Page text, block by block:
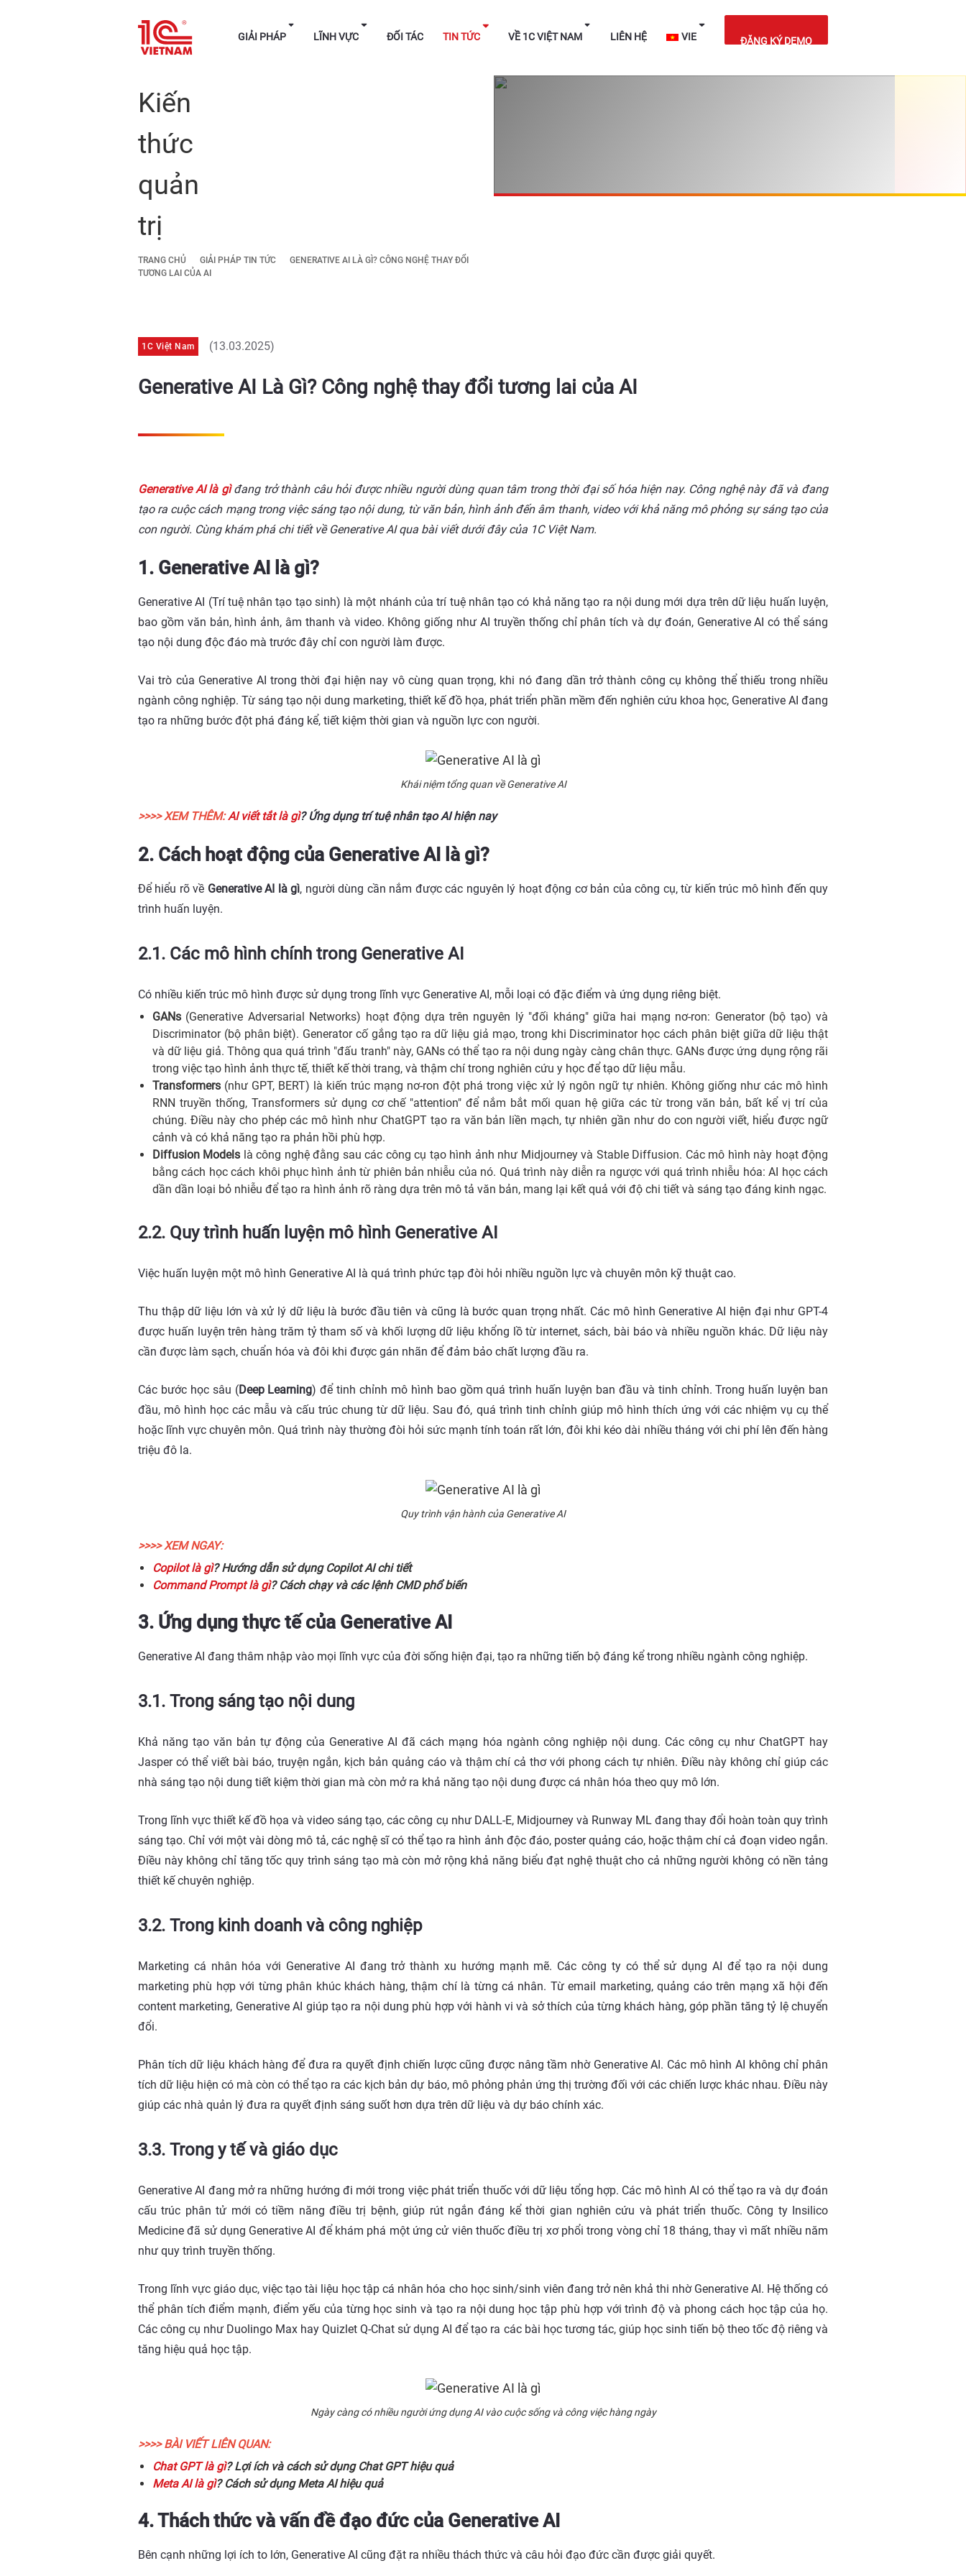
GIẢI PHÁP LĨNH VỰC ĐỐI TÁC TIN TỨC VỀ 1C VIỆT NAM LIÊN HỆ VIE
Kiến
thức
quản
trị
TRANG CHỦ GIẢI PHÁP TIN TỨC
GENERATIVE AI LÀ GÌ? CÔNG NGHỆ THAY ĐỔI
TƯƠNG LAI CỦA AI
1C Việt Nam (13.03.2025)
Generative AI Là Gì? Công nghệ thay đổi tương lai của AI
Generative AI là gìđang trở thành câu hỏi được nhiều người dùng quan tâm trong thời đại số hóa hiện nay. Công nghệ này đã và đang
tạo ra cuộc cách mạng trong việc sáng tạo nội dung, từ văn bản, hình ảnh đến âm thanh, video với khả năng mô phỏng sự sáng tạo của
con người. Cùng khám phá chi tiết về Generative AI qua bài viết dưới đây của 1C Việt Nam.
1. Generative AI là gì?
Generative AI (Trí tuệ nhân tạo tạo sinh) là một nhánh của trí tuệ nhân tạo có khả năng tạo ra nội dung mới dựa trên dữ liệu huấn luyện,
bao gồm văn bản, hình ảnh, âm thanh và video. Không giống như AI truyền thống chỉ phân tích và dự đoán, Generative AI có thể sáng
tạo nội dung độc đáo mà trước đây chỉ con người làm được.
Vai trò của Generative AI trong thời đại hiện nay vô cùng quan trọng, khi nó đang dần trở thành công cụ không thể thiếu trong nhiều
ngành công nghiệp. Từ sáng tạo nội dung marketing, thiết kế đồ họa, phát triển phần mềm đến nghiên cứu khoa học, Generative AI đang
tạo ra những bước đột phá đáng kể, tiết kiệm thời gian và nguồn lực con người.
Khái niệm tổng quan về Generative AI
>>>> XEM THÊM:AI viết tắt là gì? Ứng dụng trí tuệ nhân tạo AI hiện nay
2. Cách hoạt động của Generative AI là gì?
Để hiểu rõ về Generative AI là gì, người dùng cần nắm được các nguyên lý hoạt động cơ bản của công cụ, từ kiến trúc mô hình đến quy
trình huấn luyện.
2.1. Các mô hình chính trong Generative AI
Có nhiều kiến trúc mô hình được sử dụng trong lĩnh vực Generative AI, mỗi loại có đặc điểm và ứng dụng riêng biệt.
GANs (Generative Adversarial Networks) hoạt động dựa trên nguyên lý "đối kháng" giữa hai mạng nơ-ron: Generator (bộ tạo) và
Discriminator (bộ phân biệt). Generator cố gắng tạo ra dữ liệu giả mạo, trong khi Discriminator học cách phân biệt giữa dữ liệu thật
và dữ liệu giả. Thông qua quá trình "đấu tranh" này, GANs có thể tạo ra nội dung ngày càng chân thực. GANs được ứng dụng rộng rãi
trong việc tạo hình ảnh thực tế, thiết kế thời trang, và thậm chí trong nghiên cứu y học để tạo dữ liệu mẫu.
Transformers (như GPT, BERT) là kiến trúc mạng nơ-ron đột phá trong việc xử lý ngôn ngữ tự nhiên. Không giống như các mô hình
RNN truyền thống, Transformers sử dụng cơ chế "attention" để nắm bắt mối quan hệ giữa các từ trong văn bản, bất kể vị trí của
chúng. Điều này cho phép các mô hình như ChatGPT tạo ra văn bản liền mạch, tự nhiên gần như do con người viết, hiểu được ngữ
cảnh và có khả năng tạo ra phản hồi phù hợp.
Diffusion Models là công nghệ đằng sau các công cụ tạo hình ảnh như Midjourney và Stable Diffusion. Các mô hình này hoạt động
bằng cách học cách khôi phục hình ảnh từ phiên bản nhiễu của nó. Quá trình này diễn ra ngược với quá trình nhiễu hóa: AI học cách
dần dần loại bỏ nhiễu để tạo ra hình ảnh rõ ràng dựa trên mô tả văn bản, mang lại kết quả với độ chi tiết và sáng tạo đáng kinh ngạc.
2.2. Quy trình huấn luyện mô hình Generative AI
Việc huấn luyện một mô hình Generative AI là quá trình phức tạp đòi hỏi nhiều nguồn lực và chuyên môn kỹ thuật cao.
Thu thập dữ liệu lớn và xử lý dữ liệu là bước đầu tiên và cũng là bước quan trọng nhất. Các mô hình Generative AI hiện đại như GPT-4
được huấn luyện trên hàng trăm tỷ tham số và khối lượng dữ liệu khổng lồ từ internet, sách, bài báo và nhiều nguồn khác. Dữ liệu này
cần được làm sạch, chuẩn hóa và đôi khi được gán nhãn để đảm bảo chất lượng đầu ra.
Các bước học sâu (Deep Learning) để tinh chỉnh mô hình bao gồm quá trình huấn luyện ban đầu và tinh chỉnh. Trong huấn luyện ban
đầu, mô hình học các mẫu và cấu trúc chung từ dữ liệu. Sau đó, quá trình tinh chỉnh giúp mô hình thích ứng với các nhiệm vụ cụ thể
hoặc lĩnh vực chuyên môn. Quá trình này thường đòi hỏi sức mạnh tính toán rất lớn, đôi khi kéo dài nhiều tháng với chi phí lên đến hàng
triệu đô la.
Quy trình vận hành của Generative AI
>>>> XEM NGAY:
Copilot là gì? Hướng dẫn sử dụng Copilot AI chi tiết
Command Prompt là gì? Cách chạy và các lệnh CMD phổ biến
3. Ứng dụng thực tế của Generative AI
Generative AI đang thâm nhập vào mọi lĩnh vực của đời sống hiện đại, tạo ra những tiến bộ đáng kể trong nhiều ngành công nghiệp.
3.1. Trong sáng tạo nội dung
Khả năng tạo văn bản tự động của Generative AI đã cách mạng hóa ngành công nghiệp nội dung. Các công cụ như ChatGPT hay
Jasper có thể viết bài báo, truyện ngắn, kịch bản quảng cáo và thậm chí cả thơ với phong cách tự nhiên. Điều này không chỉ giúp các
nhà sáng tạo nội dung tiết kiệm thời gian mà còn mở ra khả năng tạo nội dung được cá nhân hóa theo quy mô lớn.
Trong lĩnh vực thiết kế đồ họa và video sáng tạo, các công cụ như DALL-E, Midjourney và Runway ML đang thay đổi hoàn toàn quy trình
sáng tạo. Chỉ với một vài dòng mô tả, các nghệ sĩ có thể tạo ra hình ảnh độc đáo, poster quảng cáo, hoặc thậm chí cả đoạn video ngắn.
Điều này không chỉ tăng tốc quy trình sáng tạo mà còn mở rộng khả năng biểu đạt nghệ thuật cho cả những người không có nền tảng
thiết kế chuyên nghiệp.
3.2. Trong kinh doanh và công nghiệp
Marketing cá nhân hóa với Generative AI đang trở thành xu hướng mạnh mẽ. Các công ty có thể sử dụng AI để tạo ra nội dung
marketing phù hợp với từng phân khúc khách hàng, thậm chí là từng cá nhân. Từ email marketing, quảng cáo trên mạng xã hội đến
content marketing, Generative AI giúp tạo ra nội dung phù hợp với hành vi và sở thích của từng khách hàng, góp phần tăng tỷ lệ chuyển
đổi.
Phân tích dữ liệu khách hàng để đưa ra quyết định chiến lược cũng được nâng tầm nhờ Generative AI. Các mô hình AI không chỉ phân
tích dữ liệu hiện có mà còn có thể tạo ra các kịch bản dự báo, mô phỏng phản ứng thị trường đối với các chiến lược khác nhau. Điều này
giúp các nhà quản lý đưa ra quyết định sáng suốt hơn dựa trên dữ liệu và dự báo chính xác.
3.3. Trong y tế và giáo dục
Generative AI đang mở ra những hướng đi mới trong việc phát triển thuốc với dữ liệu tổng hợp. Các mô hình AI có thể tạo ra và dự đoán
cấu trúc phân tử mới có tiềm năng điều trị bệnh, giúp rút ngắn đáng kể thời gian nghiên cứu và phát triển thuốc. Công ty Insilico
Medicine đã sử dụng Generative AI để khám phá một ứng cử viên thuốc điều trị xơ phổi trong vòng chỉ 18 tháng, thay vì mất nhiều năm
như quy trình truyền thống.
Trong lĩnh vực giáo dục, việc tạo tài liệu học tập cá nhân hóa cho học sinh/sinh viên đang trở nên khả thi nhờ Generative AI. Hệ thống có
thể phân tích điểm mạnh, điểm yếu của từng học sinh và tạo ra nội dung học tập phù hợp với trình độ và phong cách học tập của họ.
Các công cụ như Duolingo Max hay Quizlet Q-Chat sử dụng AI để tạo ra các bài học tương tác, giúp học sinh tiến bộ theo tốc độ riêng và
tăng hiệu quả học tập.
Ngày càng có nhiều người ứng dụng AI vào cuộc sống và công việc hàng ngày
>>>> BÀI VIẾT LIÊN QUAN:
Chat GPT là gì? Lợi ích và cách sử dụng Chat GPT hiệu quả
Meta AI là gì? Cách sử dụng Meta AI hiệu quả
4. Thách thức và vấn đề đạo đức của Generative AI
Bên cạnh những lợi ích to lớn, Generative AI cũng đặt ra nhiều thách thức và câu hỏi đạo đức cần được giải quyết.